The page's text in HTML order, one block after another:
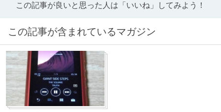
この記事が良いと思った人は「いいね」してみよう！
この記事が含まれているマガジン